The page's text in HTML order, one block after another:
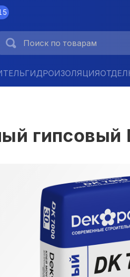
ГИДРОИЗОЛЯЦИЯ
гипсовый